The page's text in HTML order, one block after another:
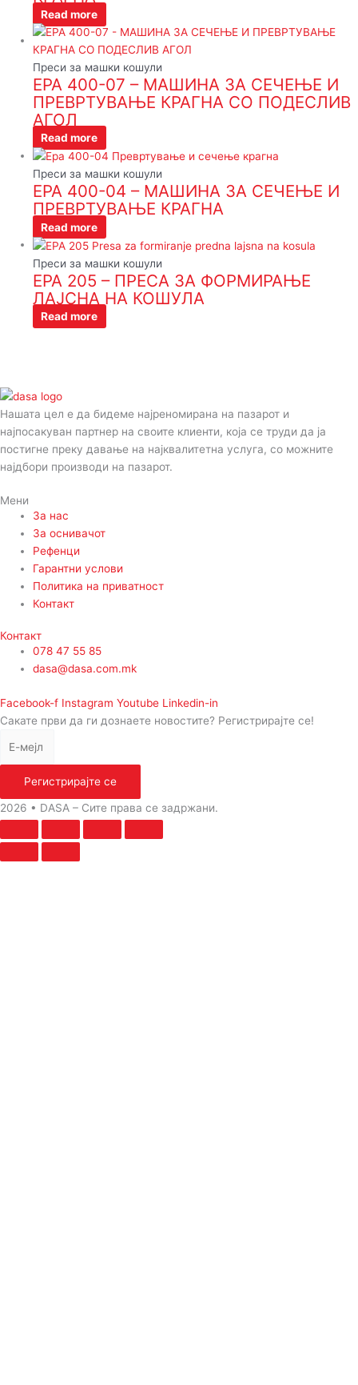
Read more
Преси за машки кошули
EPA 400-07 – МАШИНА ЗА СЕЧЕЊЕ И
ПРЕВРТУВАЊЕ КРАГНА СО ПОДЕСЛИВ
АГОЛ
Read more
Преси за машки кошули
EPA 400-04 – МАШИНА ЗА СЕЧЕЊЕ И
ПРЕВРТУВАЊЕ КРАГНА
Read more
Преси за машки кошули
EPA 205 – ПРЕСА ЗА ФОРМИРАЊЕ
ЛАЈСНА НА КОШУЛА
Read more
Нашата цел е да бидеме најреномирана на пазарот и
најпосакуван партнер на своите клиенти, која се труди да ја
постигне преку давање на најквалитетна услуга, со можните
најдбори производи на пазарот.
Мени
За нас
За оснивачот
Рефенци
Гарантни услови
Политика на приватност
Контакт
Контакт
078 47 55 85
dasa@dasa.com.mk
Facebook-f Instagram Youtube Linkedin-in
Сакате први да ги дознаете новостите? Регистрирајте се!
Регистрирајте се
2026 • DASA – Сите права се задржани.